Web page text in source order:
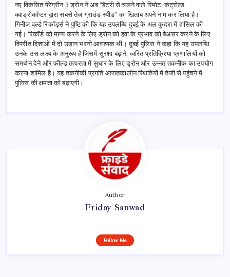
नए विकसित पेरेग्रीन 3 ड्रोन ने अब “बैटरी से चलने वाले रिमोट-कंट्रोल्ड
क्वाड्रोकॉप्टर द्वारा सबसे तेज ग्राउंड स्पीड” का खिताब अपने नाम कर लिया है।
गिनीज वर्ल्ड रिकॉर्ड्स ने पुष्टि की कि यह उपलब्धि दुबई के अल कुदरा में हासिल की
गई। रिकॉर्ड को मान्य करने के लिए ड्रोन को हवा के प्रभाव को बेअसर करने के लिए
विपरीत दिशाओं में दो उड़ान भरनी आवश्यक थी। दुबई पुलिस ने कहा कि यह उपलब्धि
उनके उस लक्ष्य के अनुरूप है जिसमें सुरक्षा बढ़ाने, त्वरित प्रतिक्रिया प्रणालियों को
समर्थन देने और फील्ड तत्परता में सुधार के लिए ड्रोन और उन्नत तकनीक का उपयोग
करना शामिल है। यह तकनीकी प्रगति आपातकालीन स्थितियों में तेजी से पहुंचने में
पुलिस की क्षमता को बढ़ाएगी।
Author
Friday Sanwad
Follow Me